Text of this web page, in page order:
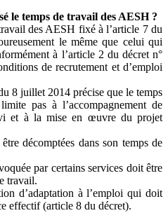
le temps de travail des AESH ?
des AESH fixé à l’article 7 du
le même que celui qui
à l’article 2 du décret n°
de recrutement et d’emploi
8 juillet 2014 précise que le temps
pas à l’accompagnement de
et à la mise en œuvre du projet
décomptées dans son temps de
par certains services doit être
travail.
d’adaptation à l’emploi qui doit
effectif (article 8 du décret).